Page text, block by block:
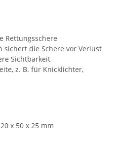
Rettungsschere
sichert die Schere vor Verlust
Sichtbarkeit
z. B. für Knicklichter,
x 50 x 25 mm